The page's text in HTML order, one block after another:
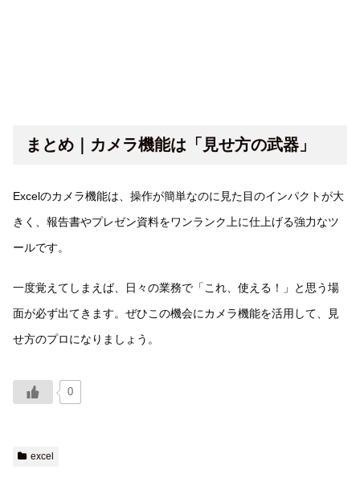
まとめ｜カメラ機能は「見せ方の武器」
Excelのカメラ機能は、操作が簡単なのに見た目のインパクトが大
きく、報告書やプレゼン資料をワンランク上に仕上げる強力なツ
ールです。
一度覚えてしまえば、日々の業務で「これ、使える！」と思う場
面が必ず出てきます。ぜひこの機会にカメラ機能を活用して、見
せ方のプロになりましょう。
0
excel